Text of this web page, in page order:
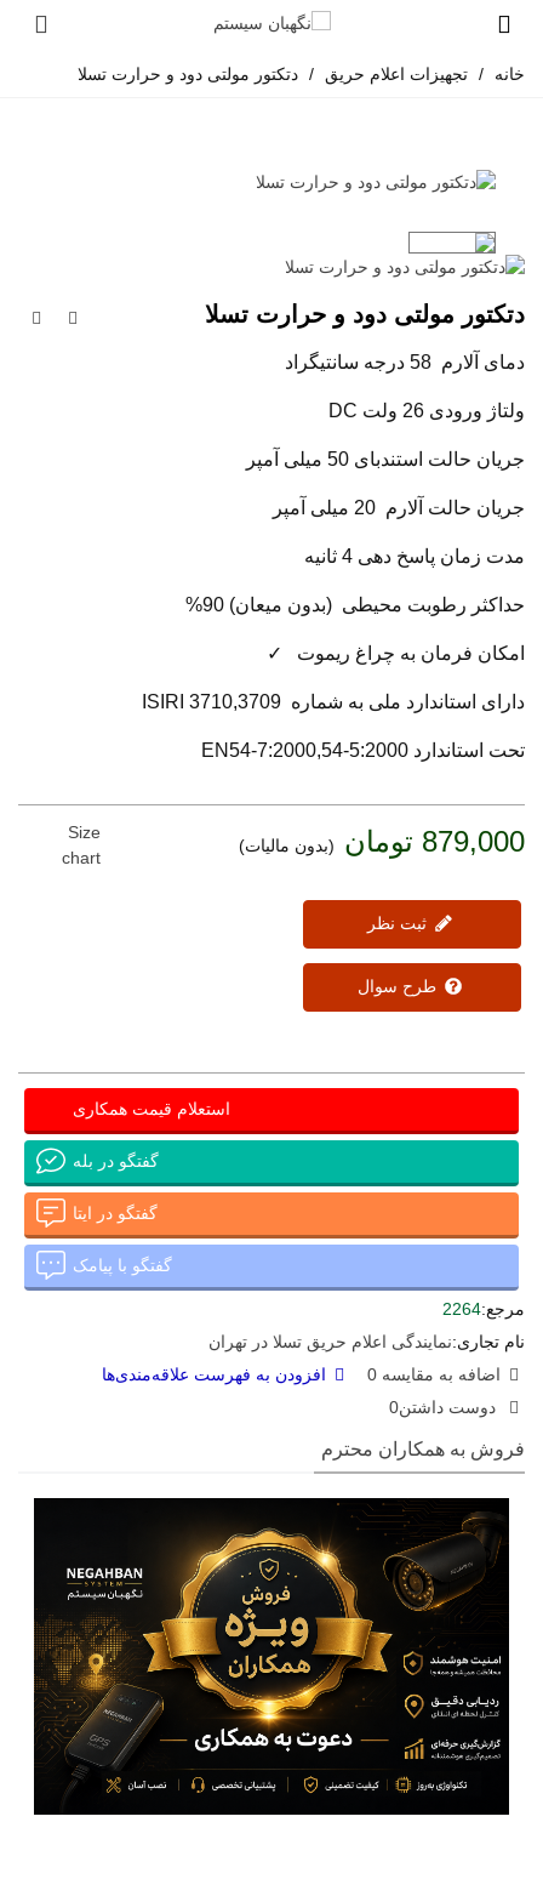
خانه / تجهیزات اعلام حریق / دتکتور مولتی دود و حرارت تسلا
دتکتور مولتی دود و حرارت تسلا
دمای آلارم
ولتاژ ورودی 26 ولت DC
جریان حالت استندبای 50 میلی آمپر
جریان حالت آلارم 20 میلی آمپر
مدت زمان پاسخ دهی 4 ثانیه
حداکثر رطوبت محیطی (بدون میعان) 90%
امکان فرمان به چراغ ریموت ✓
دارای استاندارد ملی به شماره ISIRI 3710,3709
تحت استاندارد EN54-7:2000,54-5:2000
879,000 تومان (بدون مالیات)
ثبت نظر
طرح سوال
Size
chart
استعلام قیمت همکاری
گفتگو در بله
گفتگو در ایتا
گفتگو با پیامک
مرجع:2264
نام تجاری:نمایندگی اعلام حریق تسلا در تهران
اضافه به مقایسه 0
افزودن به فهرست علاقه‌مندی‌ها
دوست داشتن0
فروش به همکاران محترم